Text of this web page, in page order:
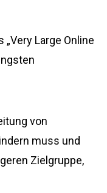
Large Online
von
muss und
Zielgruppe,